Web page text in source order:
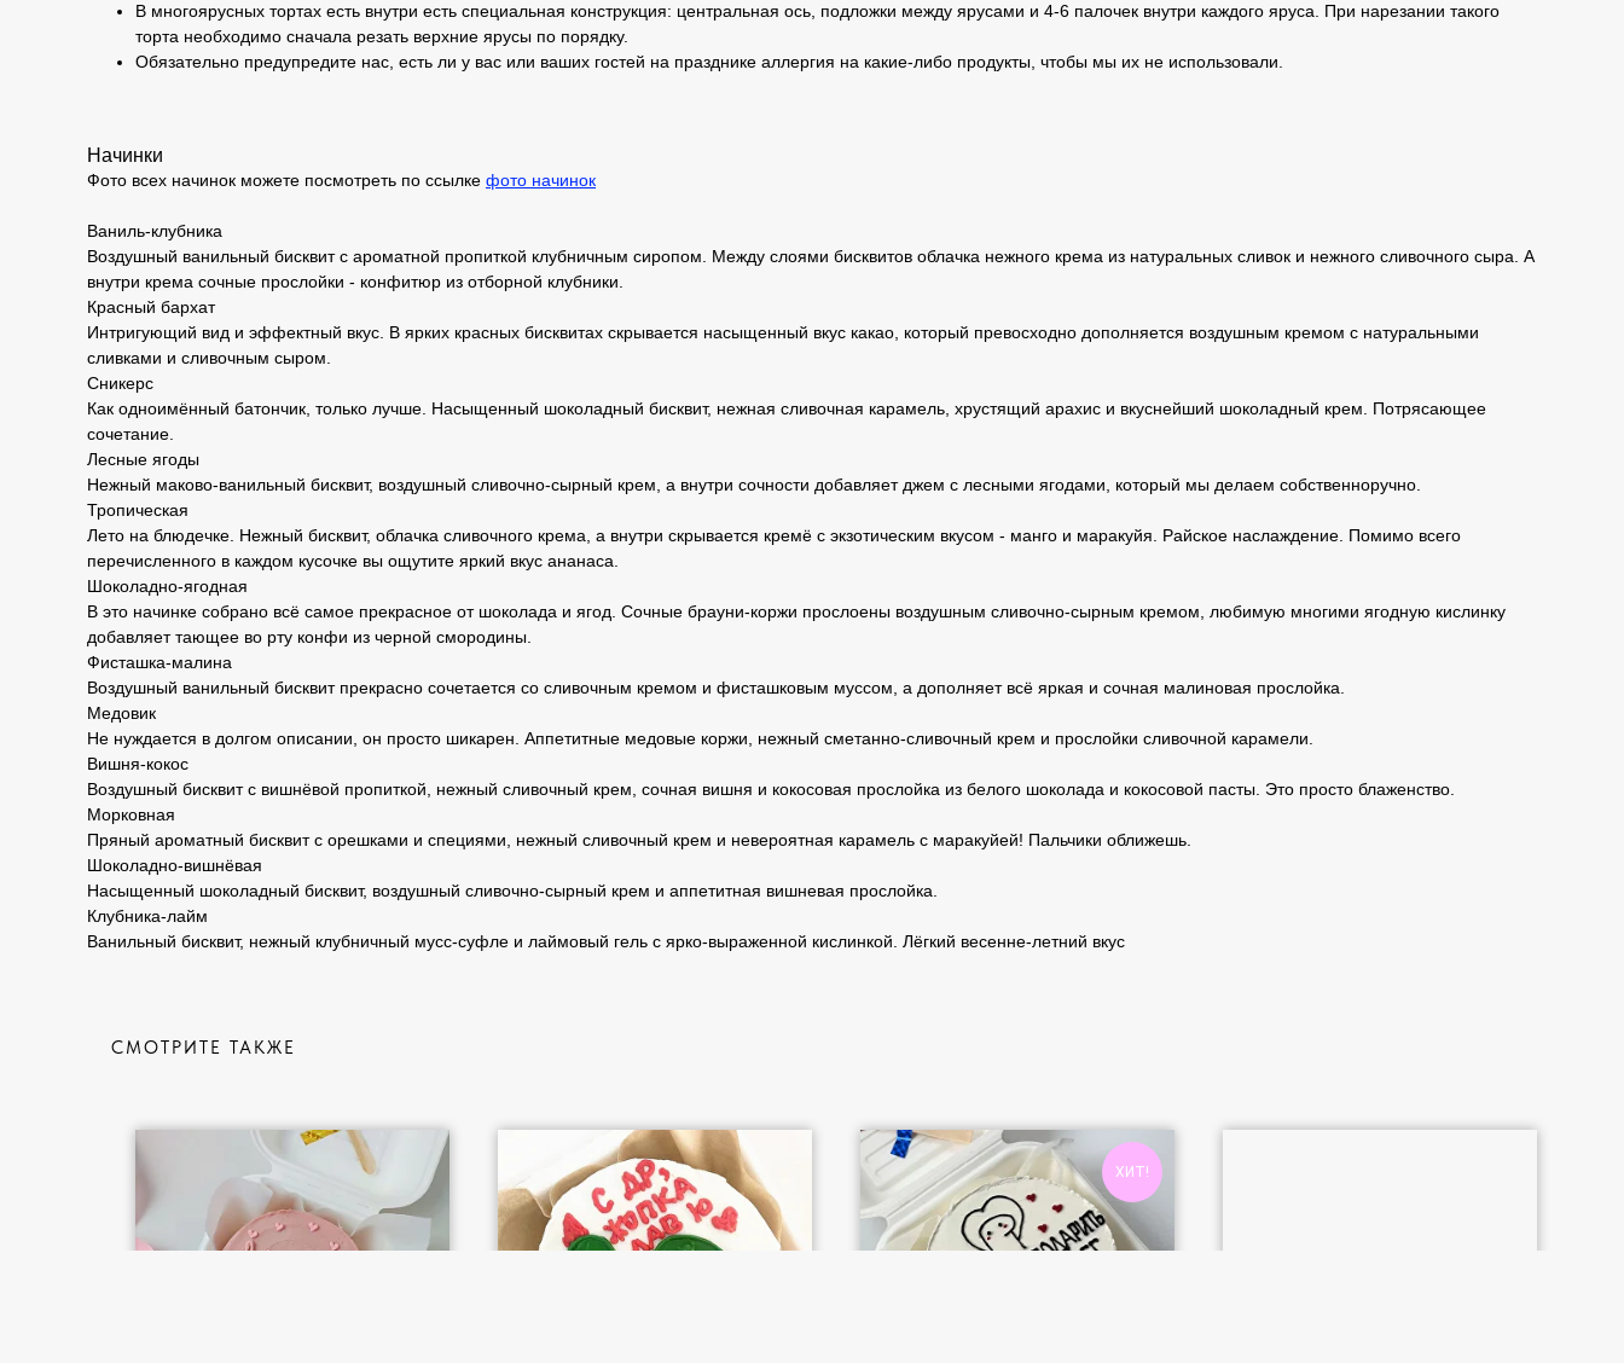
В многоярусных тортах есть внутри есть специальная конструкция: центральная ось, подложки между ярусами и 4-6 палочек внутри каждого яруса. При нарезании такого
торта необходимо сначала резать верхние ярусы по порядку.
Обязательно предупредите нас, есть ли у вас или ваших гостей на празднике аллергия на какие-либо продукты, чтобы мы их не использовали.
Начинки
Фото всех начинок можете посмотреть по ссылке фото начинок
Ваниль-клубника
Воздушный ванильный бисквит с ароматной пропиткой клубничным сиропом. Между слоями бисквитов облачка нежного крема из натуральных сливок и нежного сливочного сыра. А
внутри крема сочные прослойки - конфитюр из отборной клубники.
Красный бархат
Интригующий вид и эффектный вкус. В ярких красных бисквитах скрывается насыщенный вкус какао, который превосходно дополняется воздушным кремом с натуральными
сливками и сливочным сыром.
Сникерс
Как одноимённый батончик, только лучше. Насыщенный шоколадный бисквит, нежная сливочная карамель, хрустящий арахис и вкуснейший шоколадный крем. Потрясающее
сочетание.
Лесные ягоды
Нежный маково-ванильный бисквит, воздушный сливочно-сырный крем, а внутри сочности добавляет джем с лесными ягодами, который мы делаем собственноручно.
Тропическая
Лето на блюдечке. Нежный бисквит, облачка сливочного крема, а внутри скрывается кремё с экзотическим вкусом - манго и маракуйя. Райское наслаждение. Помимо всего
перечисленного в каждом кусочке вы ощутите яркий вкус ананаса.
Шоколадно-ягодная
В это начинке собрано всё самое прекрасное от шоколада и ягод. Сочные брауни-коржи прослоены воздушным сливочно-сырным кремом, любимую многими ягодную кислинку
добавляет тающее во рту конфи из черной смородины.
Фисташка-малина
Воздушный ванильный бисквит прекрасно сочетается со сливочным кремом и фисташковым муссом, а дополняет всё яркая и сочная малиновая прослойка.
Медовик
Не нуждается в долгом описании, он просто шикарен. Аппетитные медовые коржи, нежный сметанно-сливочный крем и прослойки сливочной карамели.
Вишня-кокос
Воздушный бисквит с вишнёвой пропиткой, нежный сливочный крем, сочная вишня и кокосовая прослойка из белого шоколада и кокосовой пасты. Это просто блаженство.
Морковная
Пряный ароматный бисквит с орешками и специями, нежный сливочный крем и невероятная карамель с маракуйей! Пальчики оближешь.
Шоколадно-вишнёвая
Насыщенный шоколадный бисквит, воздушный сливочно-сырный крем и аппетитная вишневая прослойка.
Клубника-лайм
Ванильный бисквит, нежный клубничный мусс-суфле и лаймовый гель с ярко-выраженной кислинкой. Лёгкий весенне-летний вкус
СМОТРИТЕ ТАКЖЕ
ХИТ!